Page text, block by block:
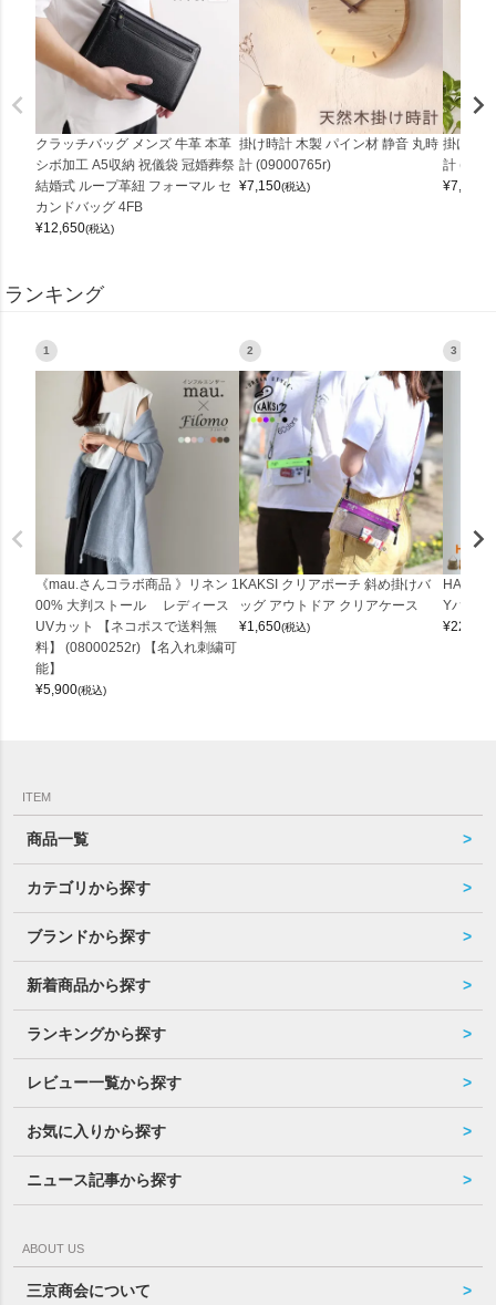
クラッチバッグ メンズ 牛革 本革
シボ加工 A5収納 祝儀袋 冠婚葬祭
結婚式 ループ革紐 フォーマル セ
カンドバッグ 4FB
¥12,650(税込)
掛け時計 木製 パイン材 静音 丸時
計 (09000765r)
¥7,150(税込)
掛け時
計
¥7,150
ランキング
1
《mau.さんコラボ商品 》リネン 1
00% 大判ストール レディース
UVカット 【ネコポスで送料無
料】 (08000252r) 【名入れ刺繍可
能】
¥5,900(税込)
2
KAKSI クリアポーチ 斜め掛けバ
ッグ アウトドア クリアケース
¥1,650(税込)
3
Yバッグ
¥22,000
ITEM
商品一覧
カテゴリから探す
ブランドから探す
新着商品から探す
ランキングから探す
レビュー一覧から探す
お気に入りから探す
ニュース記事から探す
ABOUT US
三京商会について